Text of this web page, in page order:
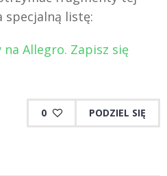
specjalną listę:
na Allegro. Zapisz się
0 PODZIEL SIĘ